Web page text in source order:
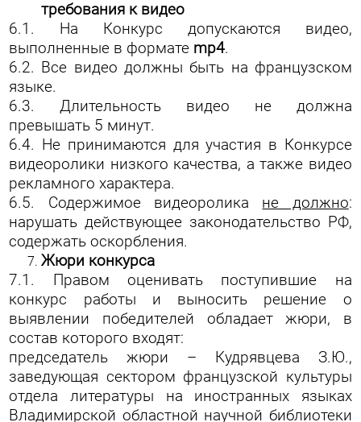
требования к видео
6.1. На Конкурс допускаются видео,
выполненные в формате mp4.
6.2. Все видео должны быть на французском
языке.
6.3. Длительность видео не должна
превышать 5 минут.
6.4. Не принимаются для участия в Конкурсе
видеоролики низкого качества, а также видео
рекламного характера.
6.5. Содержимое видеоролика не должно:
нарушать действующее законодательство РФ,
содержать оскорбления.
Жюри конкурса
7.1. Правом оценивать поступившие на
конкурс работы и выносить решение о
выявлении победителей обладает жюри, в
состав которого входят:
председатель жюри – Кудрявцева З.Ю.,
заведующая сектором французской культуры
отдела литературы на иностранных языках
Владимирской областной научной библиотеки